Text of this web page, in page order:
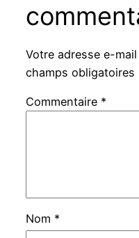
Votre adresse e-
champs
Commentaire *
Nom *